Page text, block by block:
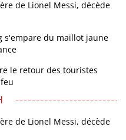
de Lionel Messi, décède
s'empare du maillot jaune
le retour des touristes
de Lionel Messi, décède